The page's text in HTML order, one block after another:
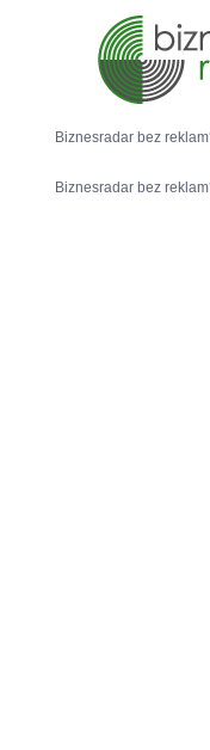
Biznesradar bez
Biznesradar bez